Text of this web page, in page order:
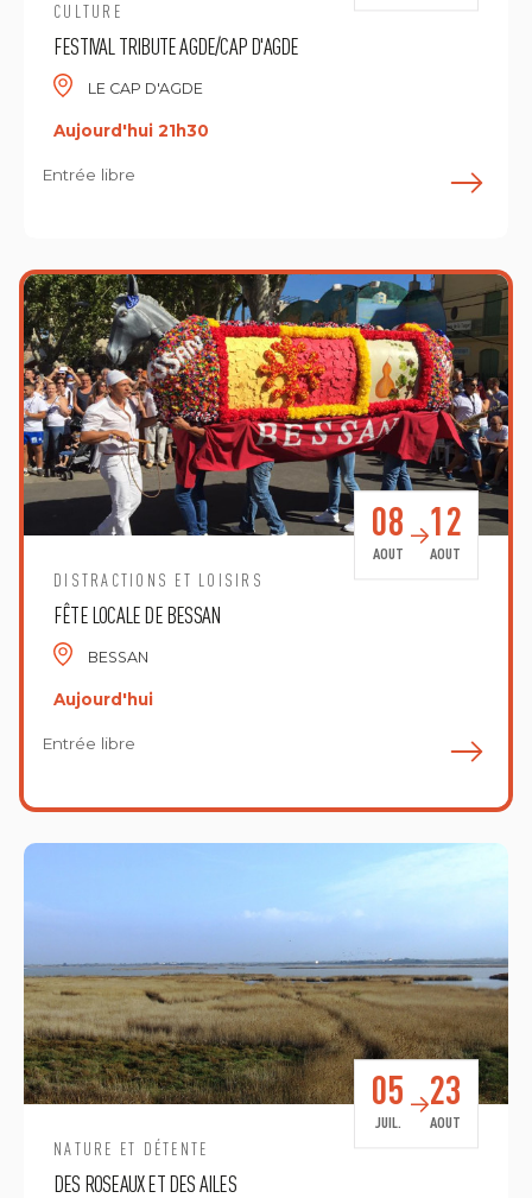
CULTURE
FESTIVAL TRIBUTE AGDE/CAP D'AGDE
LE CAP D'AGDE
Aujourd'hui 21h30
Entrée libre
DISTRACTIONS ET LOISIRS
FÊTE LOCALE DE BESSAN
BESSAN
Aujourd'hui
08
AOUT
12
AOUT
Entrée libre
NATURE ET DÉTENTE
DES ROSEAUX ET DES AILES
05
JUIL.
23
AOUT